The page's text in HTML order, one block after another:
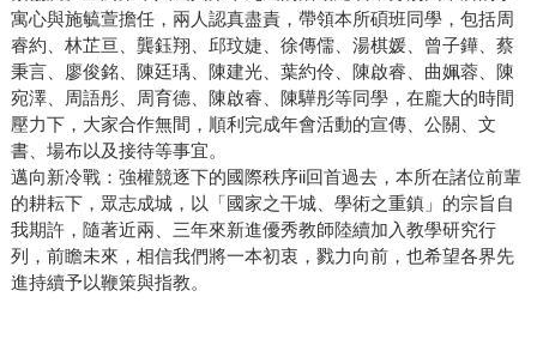
寓心與施毓萱擔任，兩人認真盡責，帶領本所碩班同學，包括周
睿約、林芷亘、龔鈺翔、邱玟婕、徐傳儒、湯棋媛、曾子鏵、蔡
秉言、廖俊銘、陳廷瑀、陳建光、葉約伶、陳啟睿、曲姵蓉、陳
宛澤、周語彤、周育德、陳啟睿、陳驊彤等同學，在龐大的時間
壓力下，大家合作無間，順利完成年會活動的宣傳、公關、文
書、場布以及接待等事宜。
邁向新冷戰：強權競逐下的國際秩序ii回首過去，本所在諸位前輩
的耕耘下，眾志成城，以「國家之干城、學術之重鎮」的宗旨自
我期許，隨著近兩、三年來新進優秀教師陸續加入教學研究行
列，前瞻未來，相信我們將一本初衷，戮力向前，也希望各界先
進持續予以鞭策與指教。